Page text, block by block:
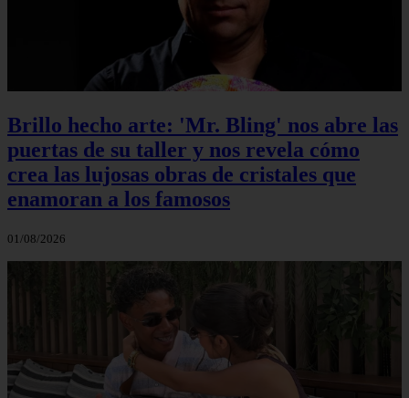
Brillo hecho arte: 'Mr. Bling' nos abre las
puertas de su taller y nos revela cómo
crea las lujosas obras de cristales que
enamoran a los famosos
01/08/2026